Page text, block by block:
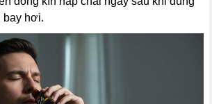
bay hơi.